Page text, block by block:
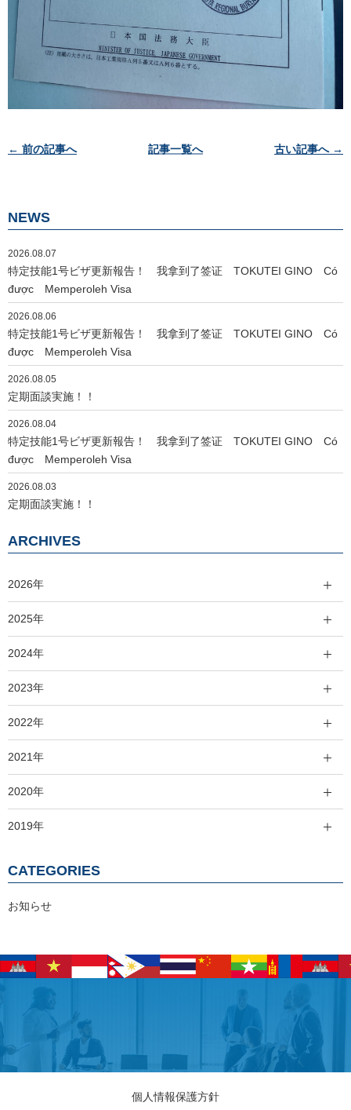
投
ゲ
シ
ョ
ン
← 前の記事へ 古い記事へ →
記事一覧へ
NEWS
2026.08.07
特定技能1号ビザ更新報告！ 我拿到了签证 TOKUTEI GINO Có
được Memperoleh Visa
2026.08.06
特定技能1号ビザ更新報告！ 我拿到了签证 TOKUTEI GINO Có
được Memperoleh Visa
2026.08.05
定期面談実施！！
2026.08.04
特定技能1号ビザ更新報告！ 我拿到了签证 TOKUTEI GINO Có
được Memperoleh Visa
2026.08.03
定期面談実施！！
ARCHIVES
2026年
2025年
2024年
2023年
2022年
2021年
2020年
2019年
CATEGORIES
お知らせ
個人情報保護方針